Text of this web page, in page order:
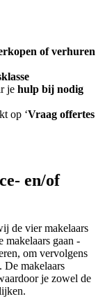
of verhuren
je hulp bij nodig
op ‘Vraag offertes
en/of
de vier makelaars
makelaars gaan -
om vervolgens
De makelaars
je zowel de